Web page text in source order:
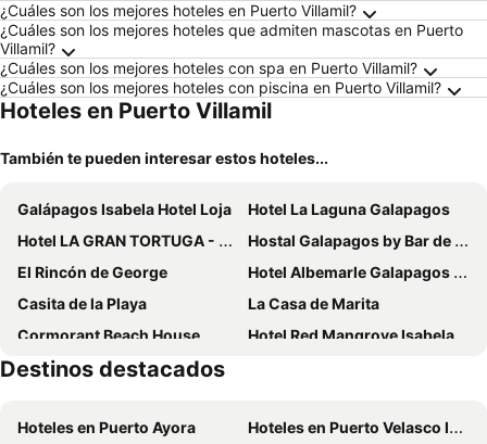
¿Cuáles son los mejores hoteles en Puerto Villamil?
¿Cuáles son los mejores hoteles que admiten mascotas en Puerto
Villamil?
¿Cuáles son los mejores hoteles con spa en Puerto Villamil?
¿Cuáles son los mejores hoteles con piscina en Puerto Villamil?
Hoteles en Puerto Villamil
También te pueden interesar estos hoteles...
Galápagos Isabela Hotel Loja
Hotel La Laguna Galapagos
Hotel LA GRAN TORTUGA - ᯤ STARLINK
Hostal Galapagos by Bar de Beto
El Rincón de George
Hotel Albemarle Galapagos Beachfront
Casita de la Playa
La Casa de Marita
Cormorant Beach House
Hotel Red Mangrove Isabela Lodge
Cielo Azul Galápagos Hotel
The Wooden House Hotel
La Isla Del Descanso
Destinos destacados
Hoteles en Puerto Ayora Hoteles en Puerto Velasco Ibarra